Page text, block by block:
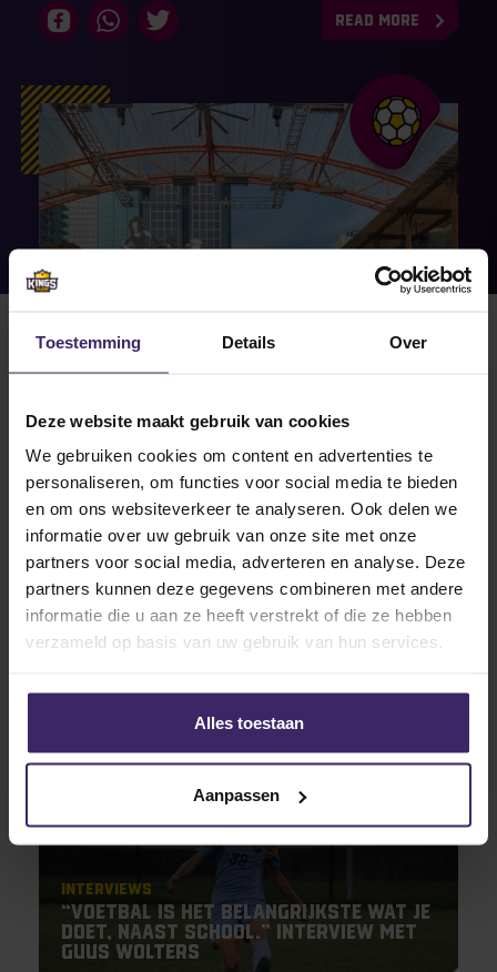
Toestemming Details Over
Deze website maakt gebruik van cookies
We gebruiken cookies om content en advertenties te
personaliseren, om functies voor social media te bieden
en om ons websiteverkeer te analyseren. Ook delen we
informatie over uw gebruik van onze site met onze
partners voor social media, adverteren en analyse. Deze
partners kunnen deze gegevens combineren met andere
informatie die u aan ze heeft verstrekt of die ze hebben
verzameld op basis van uw gebruik van hun services.
Alles toestaan
Aanpassen
READ MORE
13
Oct
#Fromtheboardroom
17
Interviews
“Voetbal is het belangrijkste wat je
doet, naast school.” Interview met
Guus Wolters